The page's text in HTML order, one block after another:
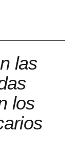
las
los